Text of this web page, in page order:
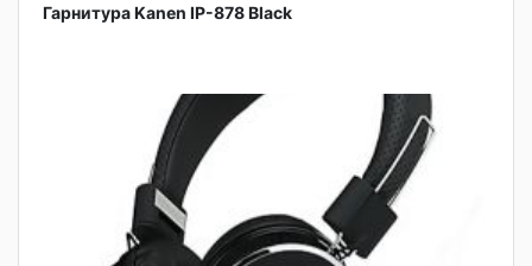
Гарнитура Kanen IP-878 Black